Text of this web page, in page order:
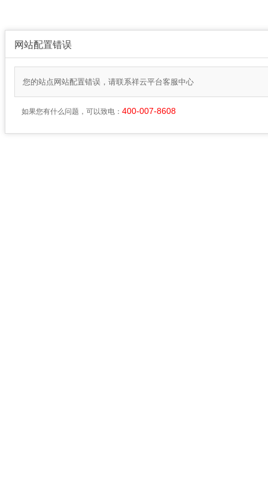
网站配置错误
您的站点网站配置错误，请联系祥云平台客服中心
如果您有什么问题，可以致电： 400-007-8608